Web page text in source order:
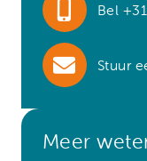
Bel
Stuur
Meer